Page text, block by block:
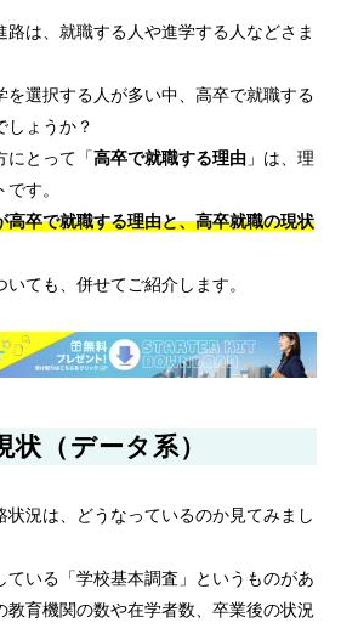
は、就職する人や進学する人などさま
を選択する人が多い中、高卒で就職する
しょうか？
にとって「高卒で就職する理由 」は、理
す。
高卒で就職する理由と、高卒就職の現状
いても、併せてご紹介します。
状（データ系）
状況は、どうなっているのか見てみまし
ている「学校基本調査」というものがあ
教育機関の数や在学者数、卒業後の状況